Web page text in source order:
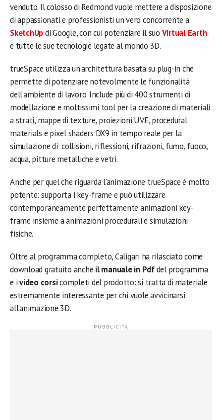
venduto. Il colosso di Redmond vuole mettere a disposizione
di appassionati e professionisti un vero concorrente a
SketchUpdi Google, con cui potenziare il suo Virtual Earth
e tutte le sue tecnologie legate al mondo 3D.
trueSpace utilizza un’architettura basata su plug-in che
permette di potenziare notevolmente le funzionalità
dell’ambiente di lavoro. Include più di 400 strumenti di
modellazione e moltissimi tool per la creazione di materiali
a strati, mappe di texture, proiezioni UVE, procedural
materials e pixel shaders DX9 in tempo reale per la
simulazione di collisioni, riflessioni, rifrazioni, fumo, fuoco,
acqua, pitture metalliche e vetri.
Anche per quel che riguarda l’animazione trueSpace è molto
potente: supporta i key-frame e può utilizzare
contemporaneamente perfettamente animazioni key-
frame insieme a animazioni procedurali e simulazioni
fisiche.
Oltre al programma completo, Caligari ha rilasciato come
download gratuito anche il manuale in Pdfdel programma
e ivideo corsicompleti del prodotto: si tratta di materiale
estremamente interessante per chi vuole avvicinarsi
all’animazione 3D.